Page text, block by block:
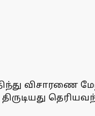
விசாரணை